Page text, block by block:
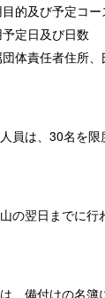
的及び予定コー
定日及び日数
体責任者住所
員は、30名を限
の翌日までに行
、備付けの名簿